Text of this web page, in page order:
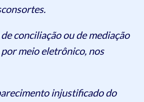
conciliação ou de mediação
meio eletrônico, nos
injustificado do